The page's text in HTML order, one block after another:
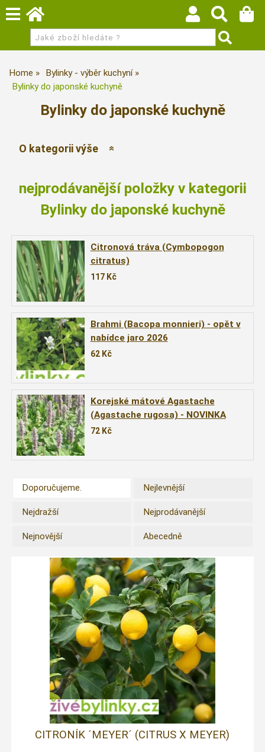
Home
Bylinky - výběr kuchyní
Bylinky do japonské kuchyně
Bylinky do japonské kuchyně
O kategorii výše
nejprodávanější položky v kategorii
Bylinky do japonské kuchyně
Citronová tráva (Cymbopogon
citratus)
117 Kč
Brahmi (Bacopa monnieri) - opět v
nabídce jaro 2026
62 Kč
Korejské mátové Agastache
(Agastache rugosa) - NOVINKA
JARO 2026
72 Kč
Doporučujeme. Nejlevnější
Nejdražší Nejprodávanější
Nejnovější Abecedně
CITRONÍK ´MEYER´ (CITRUS X MEYER)